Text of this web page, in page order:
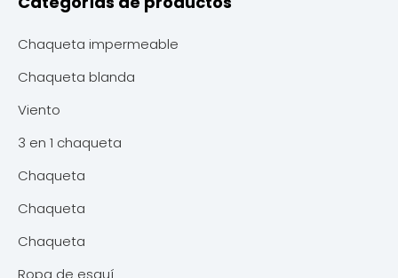
Chaqueta impermeable
Chaqueta blanda
Viento
3 en 1 chaqueta
Chaqueta
Chaqueta
Chaqueta
Ropa de esquí